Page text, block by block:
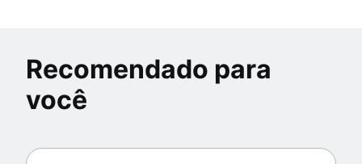
Recomendado para
você